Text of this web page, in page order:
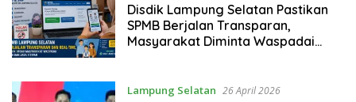
Disdik Lampung Selatan Pastikan
SPMB Berjalan Transparan,
Masyarakat Diminta Waspadai
Lampung Selatan 26 April 2026